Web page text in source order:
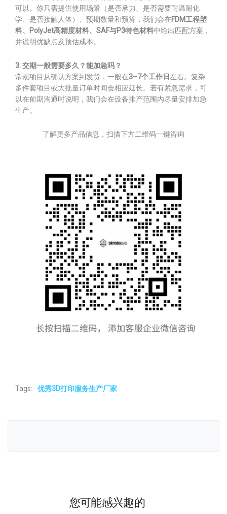
可以。你只需提供使用场景（是否承力、是否需要耐温耐化
学、是否接触人体）、预期数量和预算，我们会在FDM工程塑
料、PolyJet高精度材料、SAF与P3特色材料中给出匹配方案，
并说明优缺点及预估成本。
3. 交期一般需要多久？能加急吗？
常规项目从确认方案到发货，一般在3–7个工作日 左右。复杂
多件套项目或大批量订单时间会相应延长。若有紧急需求，可
以在前期沟通时说明，我们会在设备排产范围内尽量安排加急
生产。
了解更多产品信息，扫描下方二维码一键咨询
Tags: 优秀3D打印服务生产厂家
您可能感兴趣的